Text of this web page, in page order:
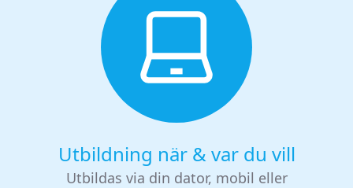
Utbildning när & var du vill
Utbildas via din dator, mobil eller